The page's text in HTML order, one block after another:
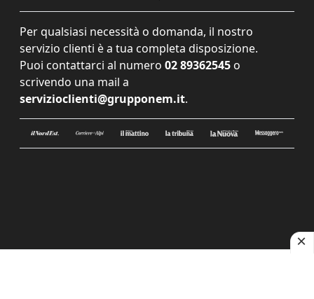
Per qualsiasi necessità o domanda, il nostro
servizio clienti è a tua completa disposizione.
Puoi contattarci al numero 02 89362545 o
scrivendo una mail a
servizioclienti@grupponem.it.